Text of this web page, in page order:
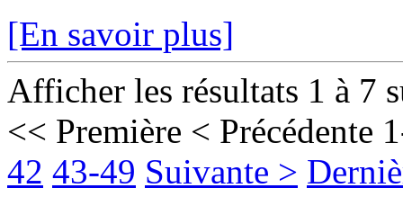
[En savoir plus]
Afficher les résultats 1 à 7
<< Première < Précédente
42 43-49 Suivante >